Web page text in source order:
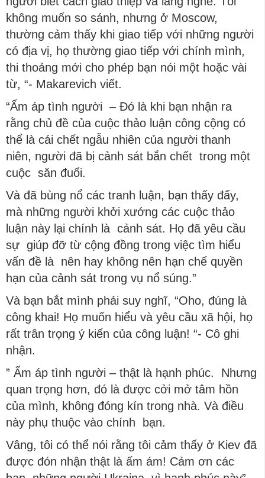
không muốn so sánh, nhưng ở Moscow,
thường cảm thấy khi giao tiếp với những người
có địa vị, họ thường giao tiếp với chính mình,
thi thoảng mới cho phép bạn nói một hoặc vài
từ, “- Makarevich viết.
“Ấm áp tình người – Đó là khi bạn nhận ra
rằng chủ đề của cuộc thảo luận công cộng có
thể là cái chết ngẫu nhiên của người thanh
niên, người đã bị cảnh sát bắn chết trong một
cuộc săn đuổi.
Và đã bùng nổ các tranh luận, bạn thấy đấy,
mà những người khởi xướng các cuộc thảo
luận này lại chính là cảnh sát. Họ đã yêu cầu
sự giúp đỡ từ cộng đồng trong việc tìm hiểu
vấn đề là nên hay không nên hạn chế quyền
hạn của cảnh sát trong vụ nổ súng.”
Và bạn bắt mình phải suy nghĩ, “Oho, đúng là
công khai! Họ muốn hiểu và yêu cầu xã hội, họ
rất trân trọng ý kiến của công luận! “- Cô ghi
nhận.
” Ấm áp tình người – thật là hạnh phúc. Nhưng
quan trọng hơn, đó là được cởi mở tâm hồn
của mình, không đóng kín trong nhà. Và điều
này phụ thuộc vào chính bạn.
Vâng, tôi có thể nói rằng tôi cảm thấy ở Kiev đã
được đón nhận thật là ấm ám! Cảm ơn các